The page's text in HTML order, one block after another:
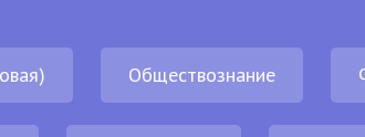
Обществознание